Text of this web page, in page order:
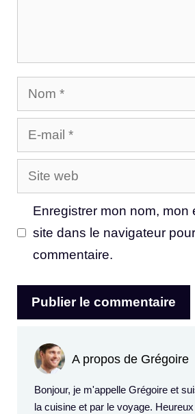
Nom
E-
mail
Site
web
Enregistrer mon nom, mon
site dans le navigateur
commentaire.
A propos de Grégoire
Bonjour, je m'appelle Grégoire et
la cuisine et par le voyage.